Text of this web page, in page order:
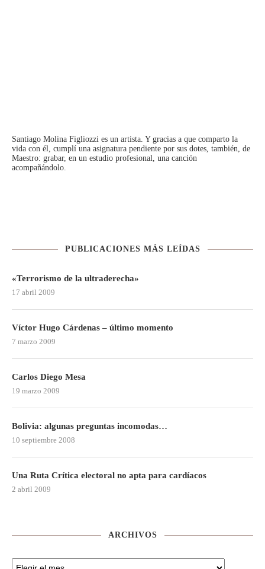
Santiago Molina Figliozzi es un artista. Y gracias a que comparto la
vida con él, cumplí una asignatura pendiente por sus dotes, también, de
Maestro: grabar, en un estudio profesional, una canción
acompañándolo.
PUBLICACIONES MÁS LEÍDAS
«Terrorismo de la ultraderecha»
17 abril 2009
Víctor Hugo Cárdenas – último momento
7 marzo 2009
Carlos Diego Mesa
19 marzo 2009
Bolivia: algunas preguntas incomodas…
10 septiembre 2008
Una Ruta Crítica electoral no apta para cardíacos
2 abril 2009
ARCHIVOS